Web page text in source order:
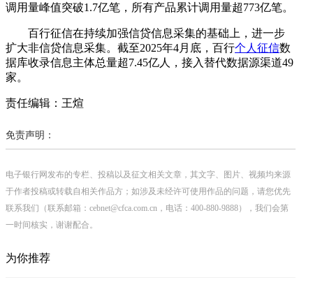
调用量峰值突破1.7亿笔，所有产品累计调用量超773亿笔。
百行征信在持续加强信贷信息采集的基础上，进一步
扩大非信贷信息采集。截至2025年4月底，百行个人征信数
据库收录信息主体总量超7.45亿人，接入替代数据源渠道49
家。
责任编辑：王煊
免责声明：
电子银行网发布的专栏、投稿以及征文相关文章，其文字、图片、视频均来源
于作者投稿或转载自相关作品方；如涉及未经许可使用作品的问题，请您优先
联系我们（联系邮箱：cebnet@cfca.com.cn，电话：400-880-9888），我们会第
一时间核实，谢谢配合。
为你推荐